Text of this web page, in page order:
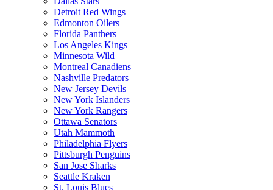
Detroit Red Wings
Edmonton Oilers
Florida Panthers
Los Angeles Kings
Minnesota Wild
Montreal Canadiens
Nashville Predators
New Jersey Devils
New York Islanders
New York Rangers
Ottawa Senators
Utah Mammoth
Philadelphia Flyers
Pittsburgh Penguins
San Jose Sharks
Seattle Kraken
St. Louis Blues